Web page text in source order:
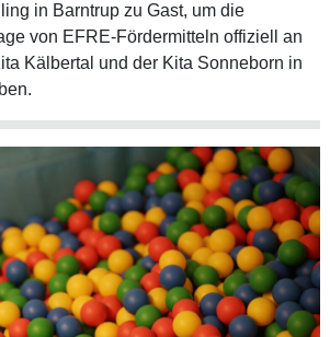
in Barntrup zu Gast, um die
von EFRE-Fördermitteln offiziell an
Kälbertal und der Kita Sonneborn in